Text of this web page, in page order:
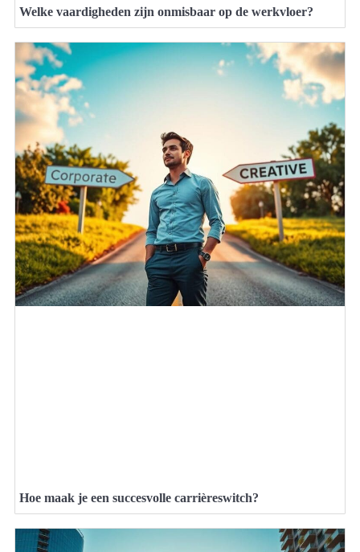
Welke vaardigheden zijn onmisbaar op de werkvloer?
Hoe maak je een succesvolle carrièreswitch?